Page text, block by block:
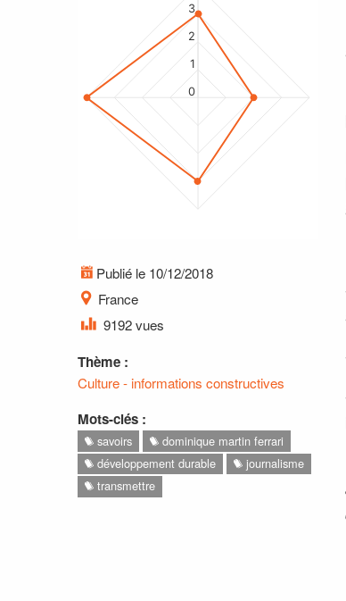
0
1
2
3
Publié le 10/12/2018
France
9192 vues
Thème :
Culture - informations constructives
Mots-clés :
savoirs
dominique martin ferrari
développement durable
journalisme
transmettre